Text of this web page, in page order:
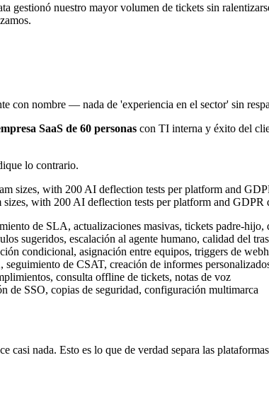
gestionó nuestro mayor volumen de tickets sin
con nombre — nada de 'experiencia en el sector' sin
SaaS de 60 personas con TI interna y éxito del
lo contrario.
with 200 AI deflection tests per platform and GDPR
de SLA, actualizaciones masivas, tickets padre-hijo,
sugeridos, escalación al agente humano, calidad del
condicional, asignación entre equipos, triggers de
de CSAT, creación de informes
consulta offline de tickets, notas de voz
de SSO, copias de seguridad, configuración multimarca
nada. Esto es lo que de verdad separa las